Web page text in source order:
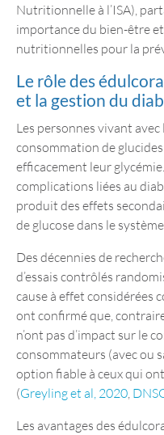
Nutritionnelle à l’ISA),
importance du bien-être
nutritionnelles pour la
Le rôle des
et la gestion du
Les personnes vivant
consommation de
efficacement leur
complications liées au
produit des effets
de glucose dans le
Des décennies de
d’essais contrôlés
cause à effet considérées
ont confirmé que,
n’ont pas d’impact sur le
consommateurs (avec ou
option fiable à ceux qui
(Greyling et al, 2020
Les avantages des